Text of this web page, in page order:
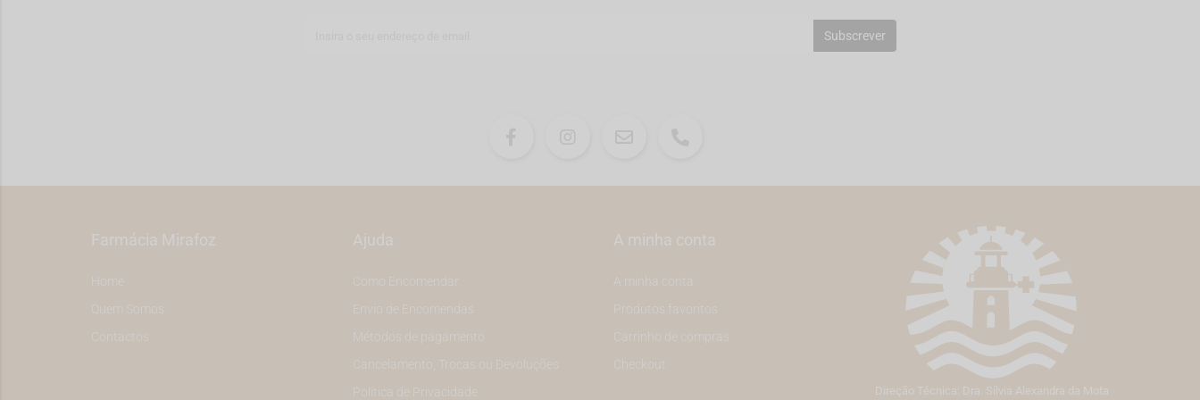
Subscrever
Farmácia Mirafoz
Home
Quem Somos
Contactos
Ajuda
Como Encomendar
Envio de Encomendas
Métodos de pagamento
Cancelamento, Trocas ou Devoluções
Política de Privacidade
A minha conta
A minha conta
Produtos favoritos
Carrinho de compras
Checkout
Direção Técnica: Dra. Sílvia Alexandra da Mota